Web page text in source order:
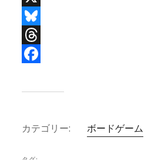
X
B
l
e
k
T
r
a
a
e
カテゴリー: ボードゲーム